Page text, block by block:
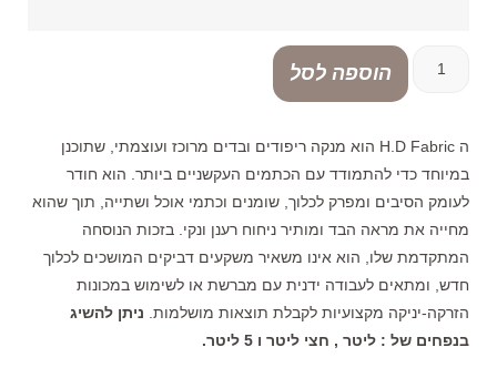
הוספה לסל
ה H.D Fabric הוא מנקה ריפודים ובדים מרוכז ועוצמתי, שתוכנן
במיוחד כדי להתמודד עם הכתמים העקשניים ביותר. הוא חודר
לעומק הסיבים ומפרק לכלוך, שומנים וכתמי אוכל ושתייה, תוך שהוא
מחייה את מראה הבד ומותיר ניחוח רענן ונקי. בזכות הנוסחה
המתקדמת שלו, הוא אינו משאיר משקעים דביקים המושכים לכלוך
חדש, ומתאים לעבודה ידנית עם מברשת או לשימוש במכונות
הזרקה-יניקה מקצועיות לקבלת תוצאות מושלמות. ניתן להשיג
בנפחים של : ליטר , חצי ליטר ו 5 ליטר.